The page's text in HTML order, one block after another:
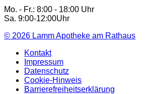
Mo. - Fr.: 8:00 - 18:00 Uhr
Sa. 9:00-12:00Uhr
© 2026 Lamm Apotheke am Rathaus
Kontakt
Impressum
Datenschutz
Cookie-Hinweis
Barrierefreiheitserklärung